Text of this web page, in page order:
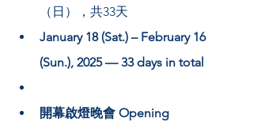
（日），共33天
January 18 (Sat.) – February 16
(Sun.), 2025 — 33 days in total
開幕啟燈晚會 Opening